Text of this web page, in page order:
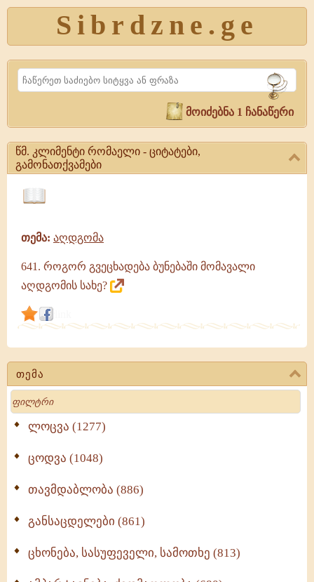
Sibrdzne.ge
Search
მოიძებნა 1 ჩანაწერი
თემა
Search
ლოცვა (1277)
ცოდვა (1048)
თავმდაბლობა (886)
განსაცდელები (861)
ცხონება, სასუფეველი, სამოთხე (813)
წმ. კლიმენტი რომაელი - ციტატები,
გამონათქვამები
კლიმენტი
ციტატები,
გამონათქვამები
კლიმენტი
გამონათქვამები
გამონათქვამები
თემა: აღდგომა
641. როგორ გვეცხადება ბუნებაში მომავალი
აღდგომის სახე?